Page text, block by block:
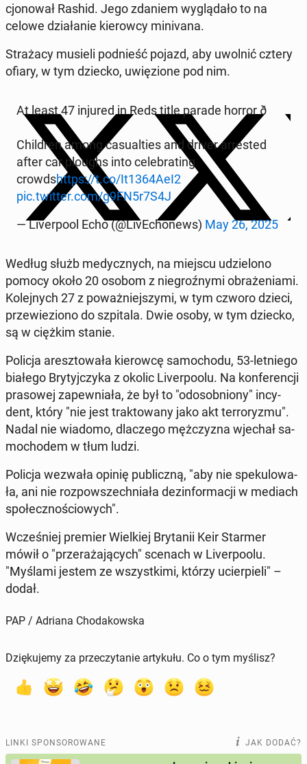
cjo­no­wał Rashid. Jego zdaniem wy­glą­da­ło to na
celowe dzia­ła­nie kie­row­cy mi­ni­va­na.
Stra­ża­cy musieli pod­nieść pojazd, aby uwolnić cztery
ofiary, w tym dziecko, uwię­zio­ne pod nim.
At least 47 injured in Reds title parade horror ð
Chil­dren among ca­su­al­ties and driver ar­re­sted
after car ploughs into ce­le­bra­ting
crowdshttps://t.co/It1364AeI2
pic.twitter.com/g9FN5r7S4J
— Li­ver­po­ol Echo (@Li­vE­cho­news) May 26, 2025
Według służb me­dycz­nych, na miejscu udzie­lo­no
pomocy około 20 osobom z nie­groź­ny­mi ob­ra­że­nia­mi.
Ko­lej­nych 27 z po­waż­niej­szy­mi, w tym czworo dzieci,
prze­wie­zio­no do szpi­ta­la. Dwie osoby, w tym dziecko,
są w ciężkim stanie.
Policja aresz­to­wa­ła kie­row­cę sa­mo­cho­du, 53-let­nie­go
białego Bry­tyj­czy­ka z okolic Li­ver­po­olu. Na kon­fe­ren­cji
pra­so­wej za­pew­nia­ła, że był to "od­osob­nio­ny" in­cy­
dent, który "nie jest trak­to­wa­ny jako akt ter­ro­ry­zmu".
Nadal nie wiadomo, dla­cze­go męż­czy­zna wjechał sa­
mo­cho­dem w tłum ludzi.
Policja wezwała opinię pu­blicz­ną, "aby nie spe­ku­lo­wa­
ła, ani nie roz­po­wszech­nia­ła dez­in­for­ma­cji w mediach
spo­łecz­no­ścio­wych".
Wcze­śniej premier Wiel­kiej Bry­ta­nii Keir Starmer
mówił o "prze­ra­ża­ją­cych" scenach w Li­ver­po­olu.
"Myślami jestem ze wszyst­ki­mi, którzy ucier­pie­li" –
dodał.
PAP / Adriana Chodakowska
Dziękujemy za przeczytanie artykułu. Co o tym myślisz?
LINKI SPONSOROWANE JAK DODAĆ?